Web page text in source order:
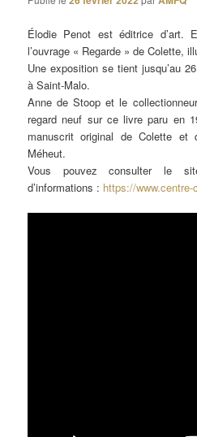
Élodie Penot est éditrice d’art.
l’ouvrage « Regarde » de Colette,
Une exposition se tient jusqu’au
à Saint-Malo.
Anne de Stoop et le
regard neuf sur ce livre paru en
manuscrit original de Colette et
Méheut.
Vous pouvez consulter le
d’informations : https://